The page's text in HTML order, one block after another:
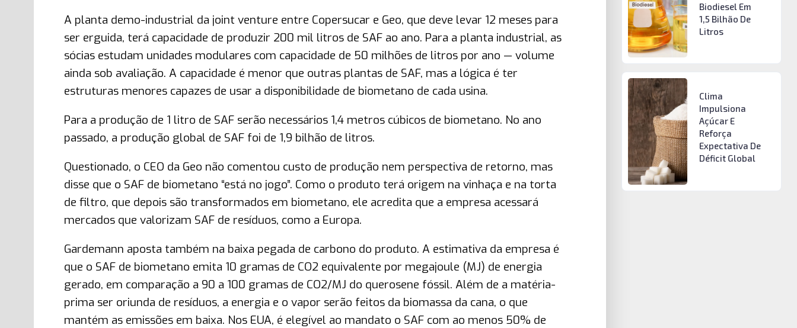
A planta demo-industrial da joint venture entre Copersucar e Geo, que deve levar 12 meses para
ser erguida, terá capacidade de produzir 200 mil litros de SAF ao ano. Para a planta industrial, as
sócias estudam unidades modulares com capacidade de 50 milhões de litros por ano — volume
ainda sob avaliação. A capacidade é menor que outras plantas de SAF, mas a lógica é ter
estruturas menores capazes de usar a disponibilidade de biometano de cada usina.
Para a produção de 1 litro de SAF serão necessários 1,4 metros cúbicos de biometano. No ano
passado, a produção global de SAF foi de 1,9 bilhão de litros.
Questionado, o CEO da Geo não comentou custo de produção nem perspectiva de retorno, mas
disse que o SAF de biometano “está no jogo”. Como o produto terá origem na vinhaça e na torta
de filtro, que depois são transformados em biometano, ele acredita que a empresa acessará
mercados que valorizam SAF de resíduos, como a Europa.
Gardemann aposta também na baixa pegada de carbono do produto. A estimativa da empresa é
que o SAF de biometano emita 10 gramas de CO2 equivalente por megajoule (MJ) de energia
gerado, em comparação a 90 a 100 gramas de CO2/MJ do querosene fóssil. Além de a matéria-
prima ser oriunda de resíduos, a energia e o vapor serão feitos da biomassa da cana, o que
mantém as emissões em baixa. Nos EUA, é elegível ao mandato o SAF com ao menos 50% de
Biodiesel Em
1,5 Bilhão De
Litros
Clima
Impulsiona
Açúcar E
Reforça
Expectativa De
Déficit Global